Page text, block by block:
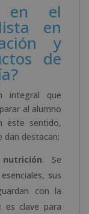
en el
en
y
de
integral que
al alumno
este sentido,
dan destacan:
. Se
sus
con la
es clave para